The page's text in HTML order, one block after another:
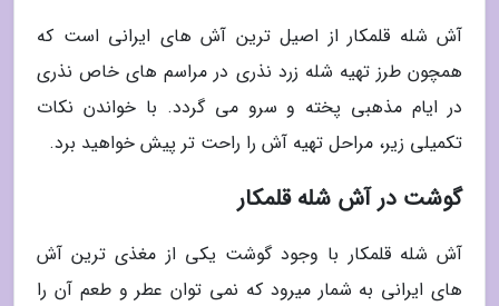
آش شله قلمکار از اصیل ترین آش های ایرانی است که
همچون طرز تهیه شله زرد نذری در مراسم های خاص نذری
در ایام مذهبی پخته و سرو می گردد. با خواندن نکات
تکمیلی زیر، مراحل تهیه آش را راحت تر پیش خواهید برد.
گوشت در آش شله قلمکار
آش شله قلمکار با وجود گوشت یکی از مغذی ترین آش
های ایرانی به شمار میرود که نمی توان عطر و طعم آن را